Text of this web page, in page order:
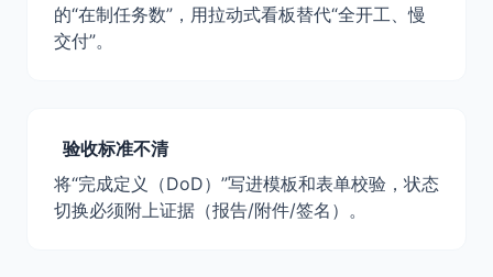
的“在制任务数”，用拉动式看板替代“全开工、慢
交付”。
验收标准不清
将“完成定义（DoD）”写进模板和表单校验，状态
切换必须附上证据（报告/附件/签名）。